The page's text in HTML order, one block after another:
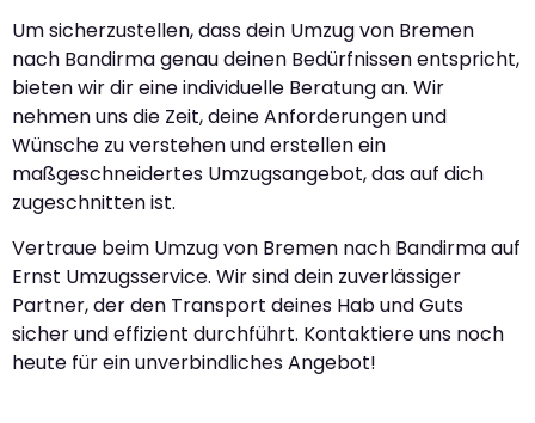
Um sicherzustellen, dass dein Umzug von Bremen
nach Bandirma genau deinen Bedürfnissen entspricht,
bieten wir dir eine individuelle Beratung an. Wir
nehmen uns die Zeit, deine Anforderungen und
Wünsche zu verstehen und erstellen ein
maßgeschneidertes Umzugsangebot, das auf dich
zugeschnitten ist.
Vertraue beim Umzug von Bremen nach Bandirma auf
Ernst Umzugsservice. Wir sind dein zuverlässiger
Partner, der den Transport deines Hab und Guts
sicher und effizient durchführt. Kontaktiere uns noch
heute für ein unverbindliches Angebot!